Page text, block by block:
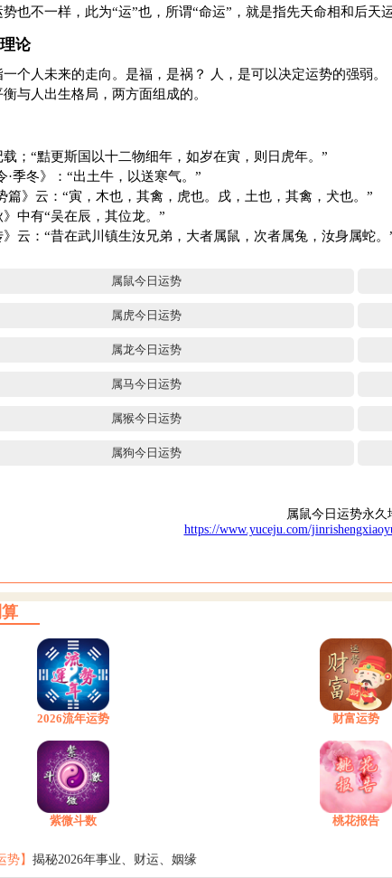
也不一样，此为“运”也，所谓“命运”，就是指先天命相和后天运
论
个人未来的走向。是福，是祸？ 人，是可以决定运势的强弱
与人出生格局，两方面组成的。
载；“黠更斯国以十二物细年，如岁在寅，则日虎年。”
·季冬》：“出土牛，以送寒气。”
篇》云：“寅，木也，其禽，虎也。戌，土也，其禽，犬也。”
》中有“吴在辰，其位龙。”
》云：“昔在武川镇生汝兄弟，大者属鼠，次者属兔，汝身属蛇。
属鼠今日运势
属虎今日运势
属龙今日运势
属马今日运势
属猴今日运势
属狗今日运势
属鼠今日运势永久
https://www.yuceju.com/
2026流年运势 财富运势
紫微斗数 桃花报告
势】 揭秘2026年事业、财运、姻缘